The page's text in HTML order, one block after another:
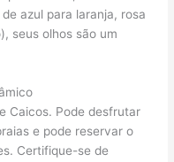
azul para laranja, rosa
seus olhos são um
Caicos. Pode desfrutar
e pode reservar o
Certifique-se de